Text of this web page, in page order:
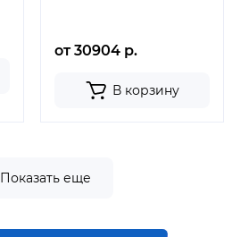
от 30904 р.
В корзину
Показать еще